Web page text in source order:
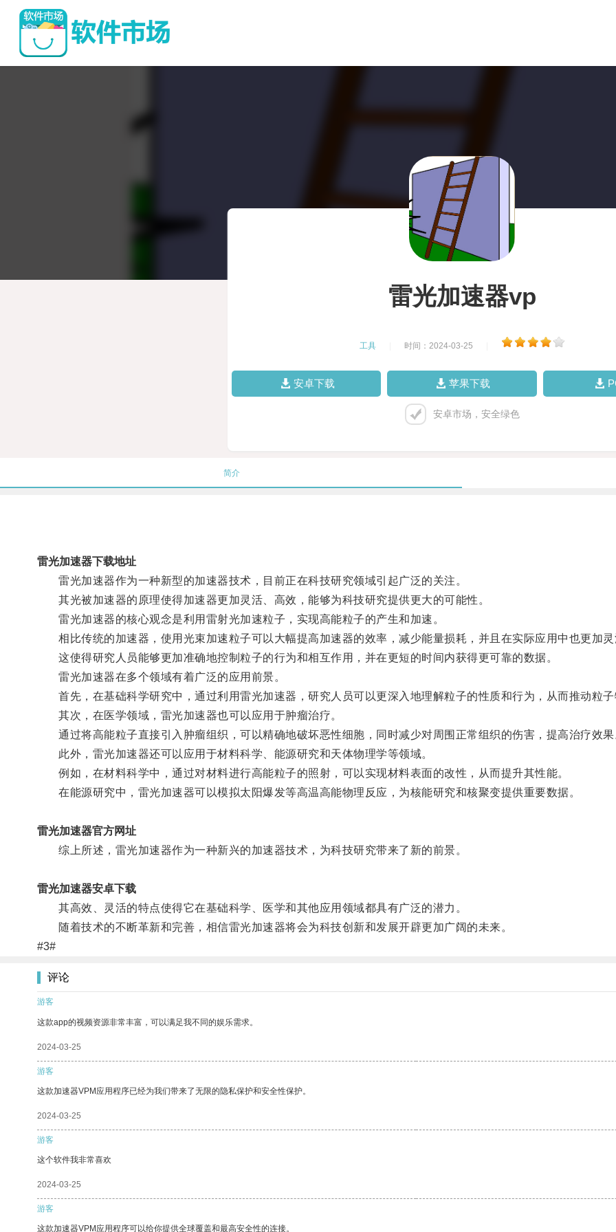
雷光加速器vp
工具 时间：2024-03-25
安卓下载 苹果下载
安卓市场，安全绿色
简介
雷光加速器下载地址
雷光加速器作为一种新型的加速器技术，目前正在科技研究领域引起广泛的关注。
其光被加速器的原理使得加速器更加灵活、高效，能够为科技研究提供更大的可能性。
雷光加速器的核心观念是利用雷射光加速粒子，实现高能粒子的产生和加速。
相比传统的加速器，使用光束加速粒子可以大幅提高加速器的效率，减少能量损耗，并且在实际应用中也更加灵
这使得研究人员能够更加准确地控制粒子的行为和相互作用，并在更短的时间内获得更可靠的数据。
雷光加速器在多个领域有着广泛的应用前景。
首先，在基础科学研究中，通过利用雷光加速器，研究人员可以更深入地理解粒子的性质和行为，从而推动粒子
其次，在医学领域，雷光加速器也可以应用于肿瘤治疗。
通过将高能粒子直接引入肿瘤组织，可以精确地破坏恶性细胞，同时减少对周围正常组织的伤害，提高治疗效果
此外，雷光加速器还可以应用于材料科学、能源研究和天体物理学等领域。
例如，在材料科学中，通过对材料进行高能粒子的照射，可以实现材料表面的改性，从而提升其性能。
在能源研究中，雷光加速器可以模拟太阳爆发等高温高能物理反应，为核能研究和核聚变提供重要数据。
雷光加速器官方网址
综上所述，雷光加速器作为一种新兴的加速器技术，为科技研究带来了新的前景。
雷光加速器安卓下载
其高效、灵活的特点使得它在基础科学、医学和其他应用领域都具有广泛的潜力。
随着技术的不断革新和完善，相信雷光加速器将会为科技创新和发展开辟更加广阔的未来。
#3#
评论
游客
这款app的视频资源非常丰富，可以满足我不同的娱乐需求。
2024-03-25
游客
这款加速器VPM应用程序已经为我们带来了无限的隐私保护和安全性保护。
2024-03-25
游客
这个软件我非常喜欢
2024-03-25
游客
这款加速器VPM应用程序可以给你提供全球覆盖和最高安全性的连接。